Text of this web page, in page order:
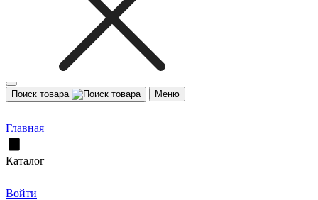
Поиск товара Меню
Главная
Каталог
Войти